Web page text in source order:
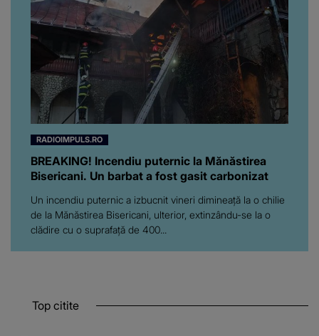
RADIOIMPULS.RO
BREAKING! Incendiu puternic la Mănăstirea
Bisericani. Un barbat a fost gasit carbonizat
Un incendiu puternic a izbucnit vineri dimineaţă la o chilie
de la Mănăstirea Bisericani, ulterior, extinzându-se la o
clădire cu o suprafaţă de 400...
Top citite